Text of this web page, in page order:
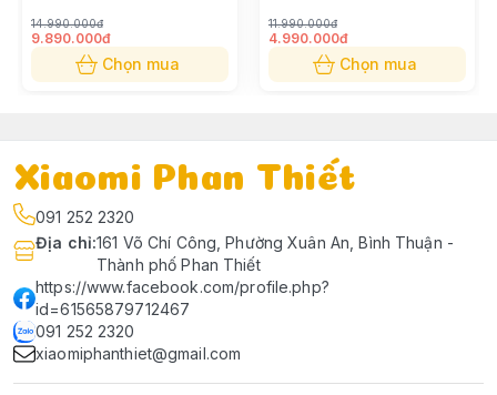
14.990.000đ
9.890.000đ
Chọn mua
11.990.000đ
4.990.000đ
Chọn mua
Xiaomi Phan Thiết
091 252 2320
Địa chỉ:161 Võ Chí Công, Phường Xuân An, Bình Thuận -
Thành phố Phan Thiết
https://www.facebook.com/profile.php?
id=61565879712467
091 252 2320
xiaomiphanthiet@gmail.com